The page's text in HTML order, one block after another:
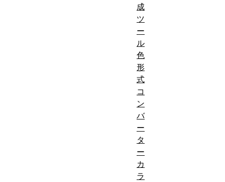
成
ツ
ー
ル
色
形
式
コ
ン
バ
ー
タ
ー
カ
ラ